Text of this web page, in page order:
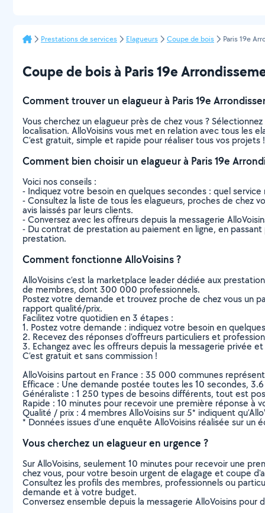
Prestations de services Elagueurs Coupe de bois Paris 19e
Coupe de bois à Paris 19e
Comment trouver un elagueur à Paris 19e
Vous cherchez un elagueur près de chez vous ?
localisation. AlloVoisins vous met en relation avec tous les
C’est gratuit, simple et rapide pour réaliser tous vos projets !
Comment bien choisir un elagueur à Paris 19e
Voici nos conseils :
- Indiquez votre besoin en quelques secondes : quel
- Consultez la liste de tous les elagueurs, proches de chez
avis laissés par leurs clients.
- Conversez avec les offreurs depuis la messagerie
- Du contrat de prestation au paiement en ligne, en
prestation.
Comment fonctionne AlloVoisins ?
AlloVoisins c’est la marketplace leader dédiée aux
de membres, dont 300 000 professionnels.
Postez votre demande et trouvez proche de chez vous un
rapport qualité/prix.
Facilitez votre quotidien en 3 étapes :
1. Postez votre demande : indiquez votre besoin en
2. Recevez des réponses d’offreurs particuliers et
3. Echangez avec les offreurs depuis la messagerie privée
C’est gratuit et sans commission !
AlloVoisins partout en France : 35 000 communes
Efficace : Une demande postée toutes les 10 secondes,
Généraliste : 1 250 types de besoins différents, tout est
Rapide : 10 minutes pour recevoir une première réponse à
Qualité / prix : 4 membres AlloVoisins sur 5* indiquent
* Données issues d’une enquête AlloVoisins réalisée sur
Vous cherchez un elagueur en urgence ?
Sur AlloVoisins, seulement 10 minutes pour recevoir une
chez vous, pour votre besoin urgent de elagage et coupe
Consultez les profils des membres, professionnels ou
demande et à votre budget.
Conversez ensemble depuis la messagerie AlloVoisins